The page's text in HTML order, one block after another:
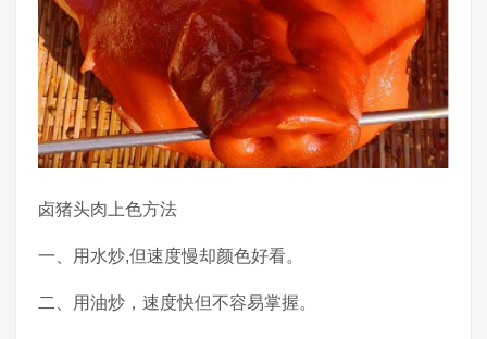
卤猪头肉上色方法
一、用水炒,但速度慢却颜色好看。
二、用油炒，速度快但不容易掌握。